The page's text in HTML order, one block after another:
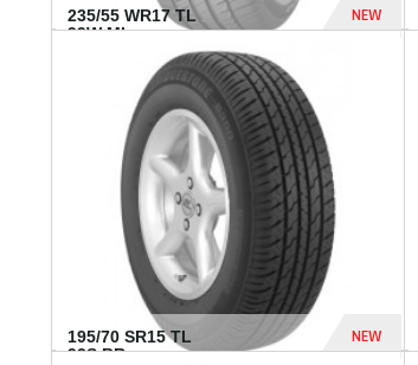
235/55 WR17 TL
99W MI...
NEW
1 182 Dhs
195/70 SR15 TL
92S BR...
NEW